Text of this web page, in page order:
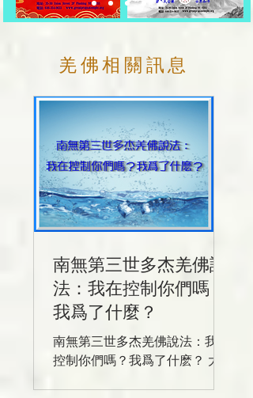
羌佛相關​訊息
南無第三世多杰羌佛說
法：我在控制你們嗎？
我爲了什麼？
南無第三世多杰羌佛說法：我在
控制你們嗎？我爲了什麽？ 大